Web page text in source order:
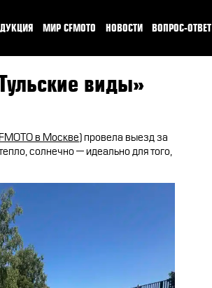
ЭКИПИРОВКА
CFMOTO РЕКОМЕНДУЕТ
CFMOTO ФИНАНС
МИР CFMOTO
НАШИ ПОБЕДЫ
НОВОСТИ ВОПРОС-ОТВЕТ
виды»
в Москве) провела выезд за
солнечно — идеально для того,